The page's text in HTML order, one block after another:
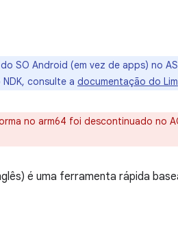
SO Android (em vez de apps) no
consulte a documentação do
no arm64 foi descontinuado no
é uma ferramenta rápida